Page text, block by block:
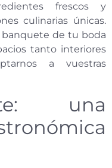
frescos y
culinarias únicas.
banquete de tu boda
tanto interiores
a vuestras
una